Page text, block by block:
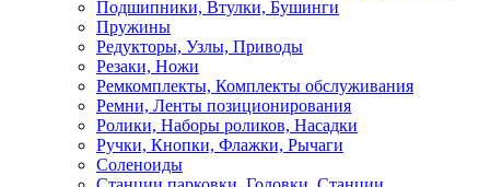
Подшипники, Втулки, Бушинги
Пружины
Редукторы, Узлы, Приводы
Резаки, Ножи
Ремкомплекты, Комплекты обслуживания
Ремни, Ленты позиционирования
Ролики, Наборы роликов, Насадки
Ручки, Кнопки, Флажки, Рычаги
Соленоиды